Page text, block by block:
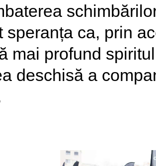
speranța ca, prin
mai profund
deschisă a